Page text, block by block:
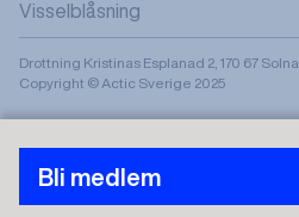
Bli medlem
Visselblåsning
Drottning Kristinas Esplanad 2, 170 67 Solna
Copyright © Actic Sverige 2025